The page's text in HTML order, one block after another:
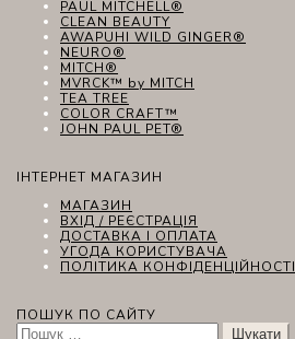
PAUL MITCHELL®
CLEAN BEAUTY
AWAPUHI WILD GINGER®
NEURO®
MITCH®
MVRCK™ by MITCH
TEA TREE
COLOR CRAFT™
JOHN PAUL PET®
ІНТЕРНЕТ МАГАЗИН
МАГАЗИН
ВХІД / РЕЄСТРАЦІЯ
ДОСТАВКА І ОПЛАТА
УГОДА КОРИСТУВАЧА
ПОЛІТИКА КОНФІДЕНЦІЙНОСТІ
ПОШУК ПО САЙТУ
Пошук: